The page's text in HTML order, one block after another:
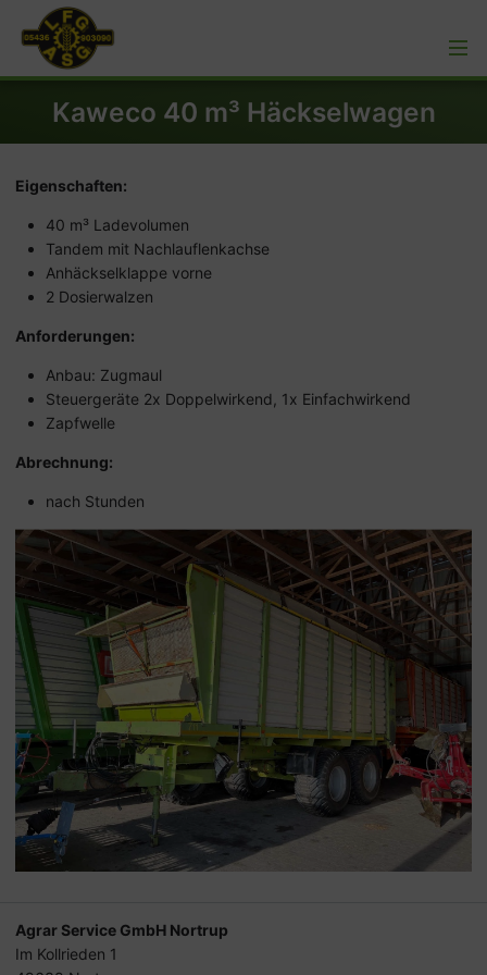
Kaweco 40 m³ Häckselwagen
Eigenschaften:
40 m³ Ladevolumen
Tandem mit Nachlauflenkachse
Anhäckselklappe vorne
2 Dosierwalzen
Anforderungen:
Anbau: Zugmaul
Steuergeräte 2x Doppelwirkend, 1x Einfachwirkend
Zapfwelle
Abrechnung:
nach Stunden
Agrar Service GmbH Nortrup
Im Kollrieden 1